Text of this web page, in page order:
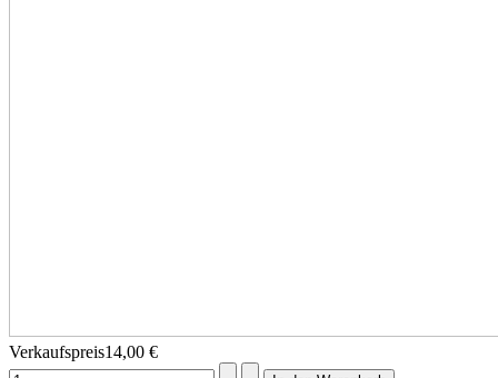
Verkaufspreis14,00 €